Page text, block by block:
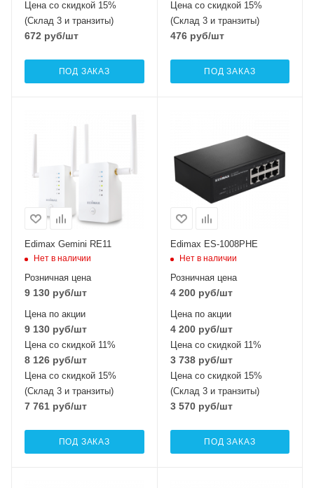
Цена со скидкой 15%
(Склад 3 и транзиты)
672 руб/шт
ПОД ЗАКАЗ
Цена со скидкой 15%
(Склад 3 и транзиты)
476руб/шт
ПОД ЗАКАЗ
Edimax Gemini RE11
Нет в наличии
Розничная цена
9 130 руб/шт
Цена по акции
9 130 руб/шт
Цена со скидкой 11%
8 126 руб/шт
Цена со скидкой 15%
(Склад 3 и транзиты)
7 761 руб/шт
ПОД ЗАКАЗ
Edimax ES-1008PHE
Нет в наличии
Розничная цена
4 200руб/шт
Цена по акции
4 200руб/шт
Цена со скидкой 11%
3 738руб/шт
Цена со скидкой 15%
(Склад 3 и транзиты)
3 570руб/шт
ПОД ЗАКАЗ